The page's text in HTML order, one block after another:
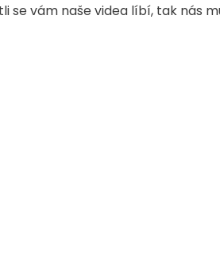
se vám naše videa líbí, tak nás